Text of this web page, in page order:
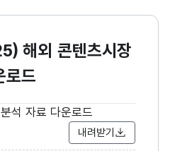
해외 콘텐츠시장
로드
석 자료 다운로드
내려받기